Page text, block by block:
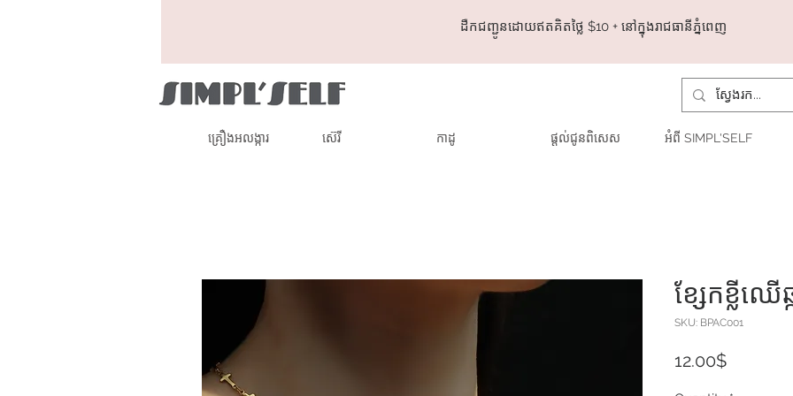
ដឺកជញ្ជូនដោយឥតគិតថ្លៃ​ $10 + នៅក្នុងរាជធានីភ្នំពេញ
គ្រឿងអលង្ការ ស៊េរី កាដូ ផ្តល់ជូនពិសេស អំពី SIMPL'SELF
ខ្សែកខ្លីឈើឆ្
SKU: BPAC001
12.00$Price